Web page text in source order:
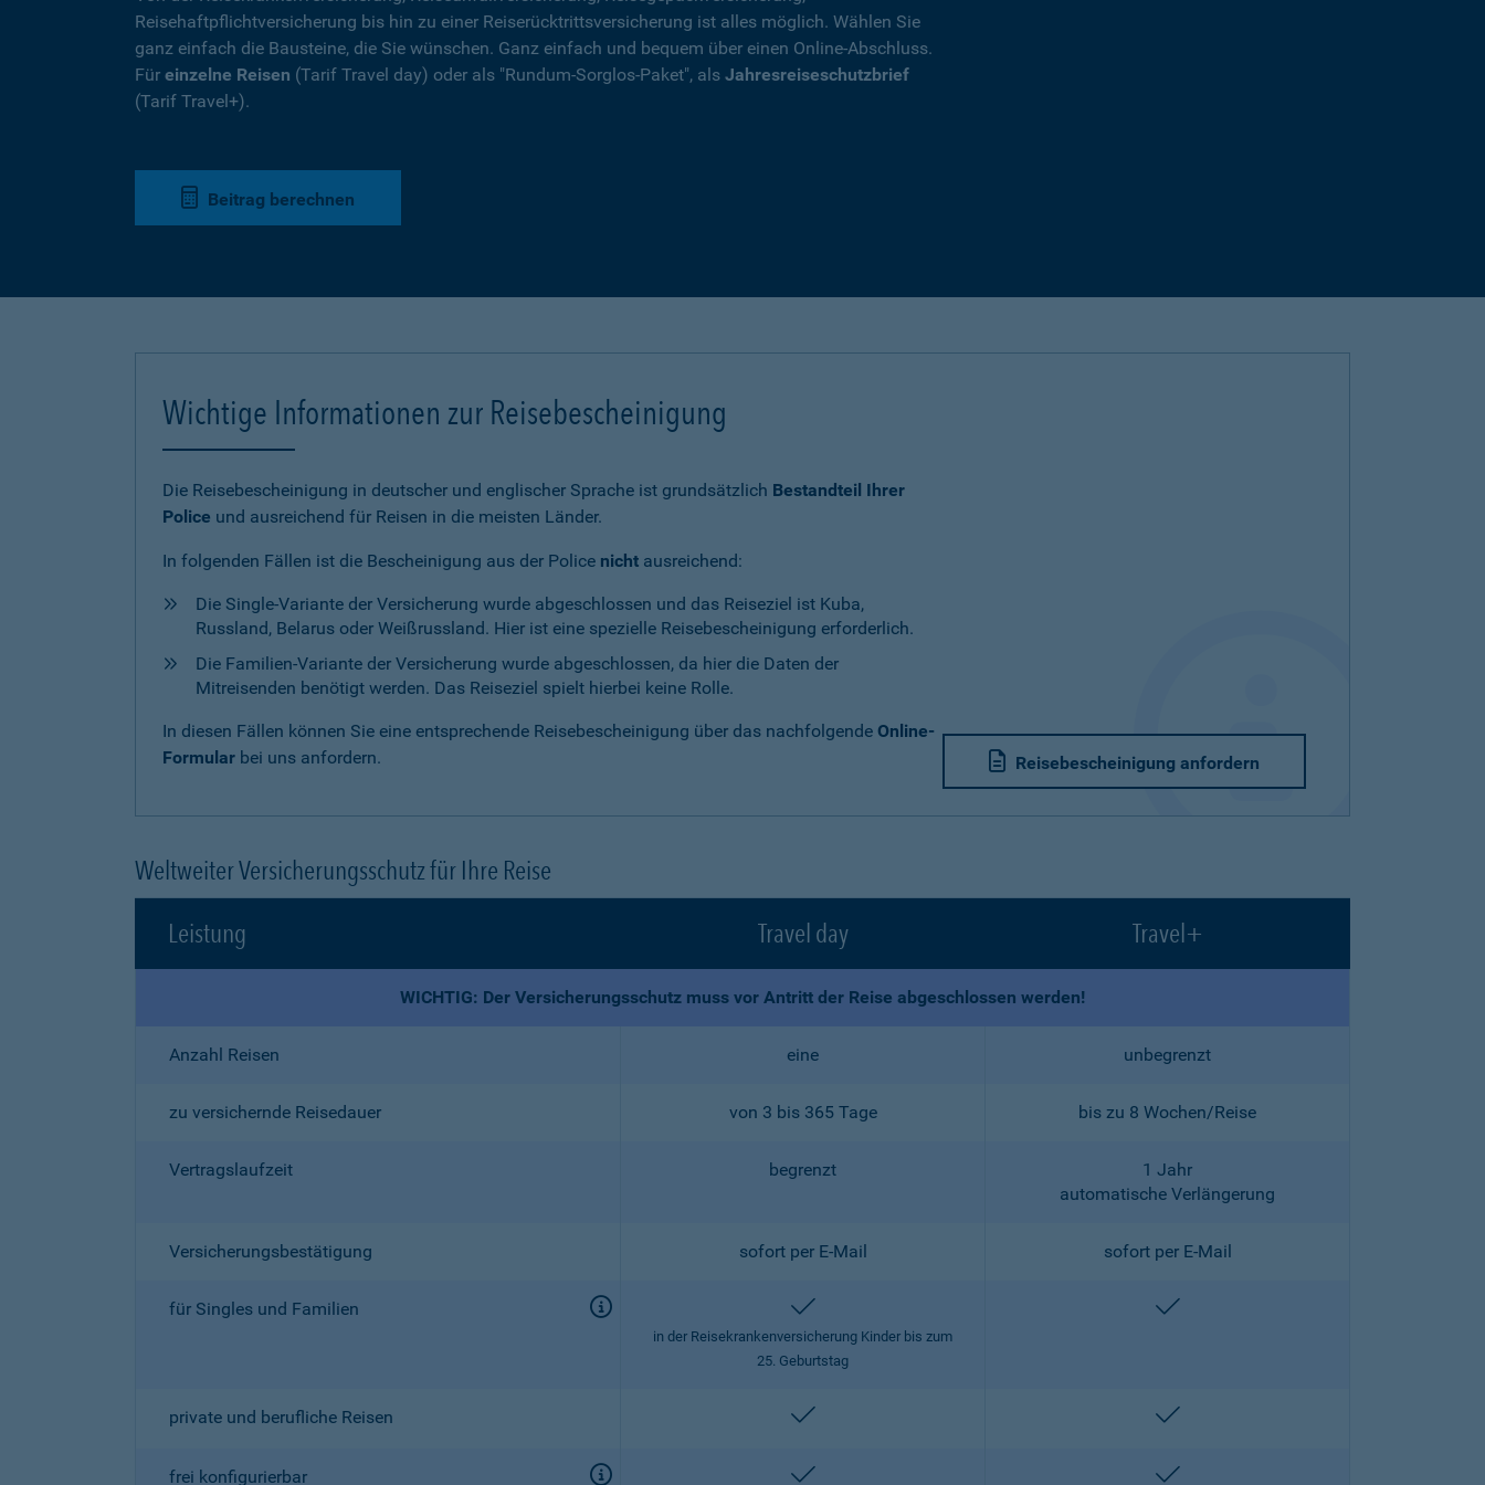
Reisehaftpflichtversicherung bis hin zu einer Reiserücktrittsversicherung ist alles möglich. Wählen Sie
ganz einfach die Bausteine, die Sie wünschen. Ganz einfach und bequem über einen Online-Abschluss.
Für einzelne Reisen (Tarif Travel day) oder als "Rundum-Sorglos-Paket", als Jahresreiseschutzbrief
(Tarif Travel+).
Beitrag berechnen
Wichtige Informationen zur Reisebescheinigung
Die Reisebescheinigung in deutscher und englischer Sprache ist grundsätzlich Bestandteil Ihrer
Police und ausreichend für Reisen in die meisten Länder.
In folgenden Fällen ist die Bescheinigung aus der Police nicht ausreichend:
Die Single-Variante der Versicherung wurde abgeschlossen und das Reiseziel ist Kuba,
Russland, Belarus oder Weißrussland. Hier ist eine spezielle Reisebescheinigung erforderlich.
Die Familien-Variante der Versicherung wurde abgeschlossen, da hier die Daten der
Mitreisenden benötigt werden. Das Reiseziel spielt hierbei keine Rolle.
In diesen Fällen können Sie eine entsprechende Reisebescheinigung über das nachfolgende Online-
Formular bei uns anfordern. Reisebescheinigung anfordern
Weltweiter Versicherungsschutz für Ihre Reise
Leistung
Travel day Travel+
WICHTIG: Der Versicherungsschutz muss vor Antritt der Reise abgeschlossen werden!
Anzahl Reisen eine unbegrenzt
zu versichernde Reisedauer von 3 bis 365 Tage bis zu 8 Wochen/Reise
Vertragslaufzeit begrenzt
1 Jahr
automatische Verlängerung
Versicherungsbestätigung sofort per E-Mail sofort per E-Mail
für Singles und Familien enthalten
in der Reisekrankenversicherung Kinder bis zum
25. Geburtstag
enthalten
private und berufliche Reisen enthalten enthalten
frei konfigurierbar enthalten enthalten